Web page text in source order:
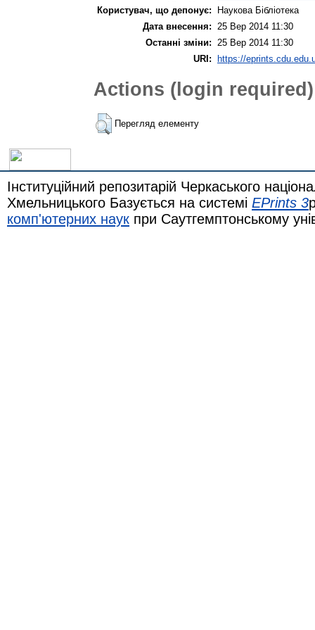
Користувач, що депонує:
Наукова Бібліотека
Дата внесення:
25 Вер 2014 11:30
Останні зміни:
25 Вер 2014 11:30
URI: https://
Actions (login required)
Перегляд елементу
Інституційний репозитарій Черкаського
Хмельницького Базується на системі EPrints 3
комп'ютерних наук при Саутгемптонському